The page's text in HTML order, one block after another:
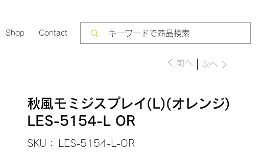
Shop Contact
前へ 次へ
秋風モミジスプレイ(L)(オレンジ)
LES-5154-L OR
SKU：
LES-
5154-
LES-5154-L-OR